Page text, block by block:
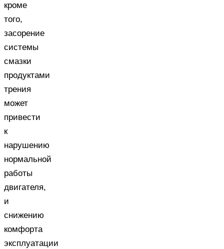
кроме
того,
засорение
системы
смазки
продуктами
трения
может
привести
к
нарушению
нормальной
работы
двигателя,
и
снижению
комфорта
эксплуатации